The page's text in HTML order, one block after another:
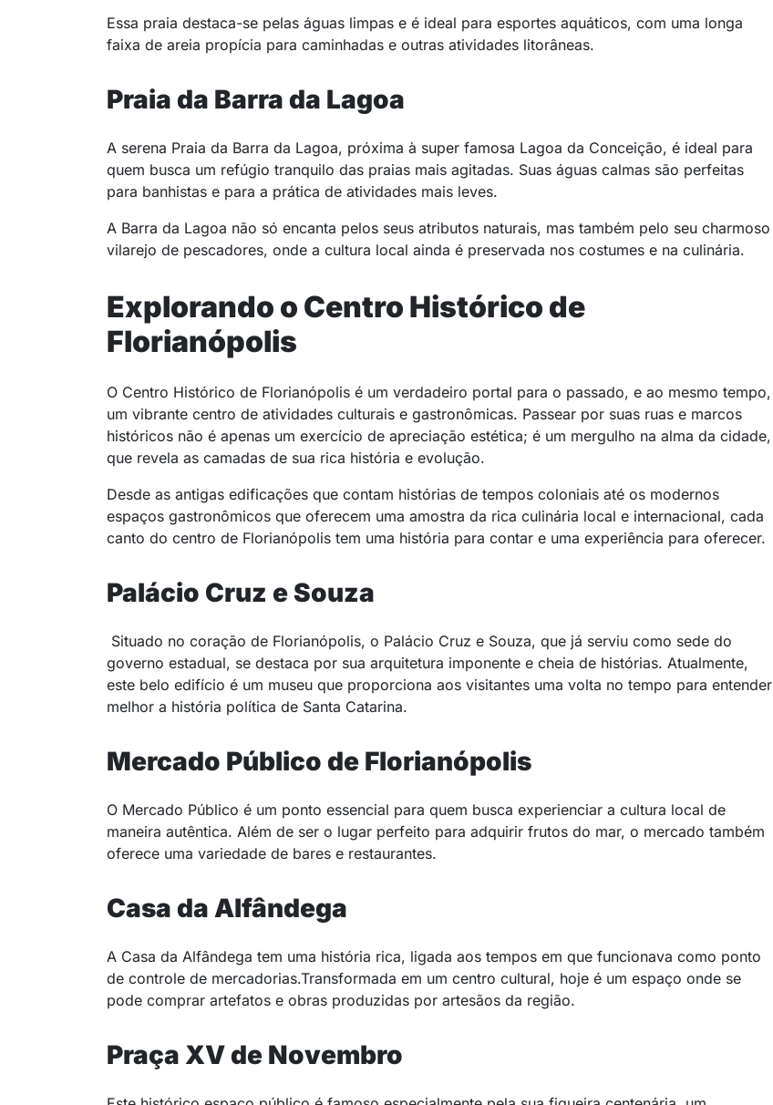
Essa praia destaca-se pelas águas limpas e é ideal para esportes aquáticos, com uma longa
faixa de areia propícia para caminhadas e outras atividades litorâneas.
Praia da Barra da Lagoa
A serena Praia da Barra da Lagoa, próxima à super famosa Lagoa da Conceição, é ideal para
quem busca um refúgio tranquilo das praias mais agitadas. Suas águas calmas são perfeitas
para banhistas e para a prática de atividades mais leves.
A Barra da Lagoa não só encanta pelos seus atributos naturais, mas também pelo seu charmoso
vilarejo de pescadores, onde a cultura local ainda é preservada nos costumes e na culinária.
Explorando o Centro Histórico de
Florianópolis
O Centro Histórico de Florianópolis é um verdadeiro portal para o passado, e ao mesmo tempo,
um vibrante centro de atividades culturais e gastronômicas. Passear por suas ruas e marcos
históricos não é apenas um exercício de apreciação estética; é um mergulho na alma da cidade,
que revela as camadas de sua rica história e evolução.
Desde as antigas edificações que contam histórias de tempos coloniais até os modernos
espaços gastronômicos que oferecem uma amostra da rica culinária local e internacional, cada
canto do centro de Florianópolis tem uma história para contar e uma experiência para oferecer.
Palácio Cruz e Souza
Situado no coração de Florianópolis, o Palácio Cruz e Souza, que já serviu como sede do
governo estadual, se destaca por sua arquitetura imponente e cheia de histórias. Atualmente,
este belo edifício é um museu que proporciona aos visitantes uma volta no tempo para entender
melhor a história política de Santa Catarina.
Mercado Público de Florianópolis
O Mercado Público é um ponto essencial para quem busca experienciar a cultura local de
maneira autêntica. Além de ser o lugar perfeito para adquirir frutos do mar, o mercado também
oferece uma variedade de bares e restaurantes.
Casa da Alfândega
A Casa da Alfândega tem uma história rica, ligada aos tempos em que funcionava como ponto
de controle de mercadorias.Transformada em um centro cultural, hoje é um espaço onde se
pode comprar artefatos e obras produzidas por artesãos da região.
Praça XV de Novembro